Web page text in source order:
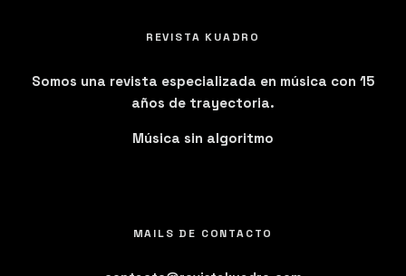
REVISTA KUADRO
Somos una revista especializada en música con 15
años de trayectoria.
Música sin algoritmo
MAILS DE CONTACTO